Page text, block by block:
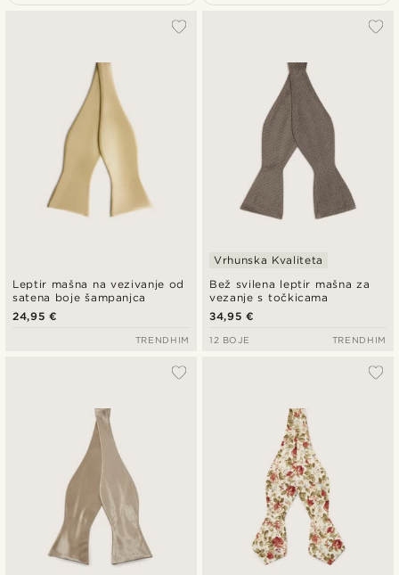
Najniža cijena
Najviša cijena
Leptir mašna na vezivanje od
satena boje šampanjca
24,95 €
TRENDHIM
Bež svilena leptir mašna za
vezanje s točkicama
Vrhunska Kvaliteta
34,95 €
12 BOJE TRENDHIM